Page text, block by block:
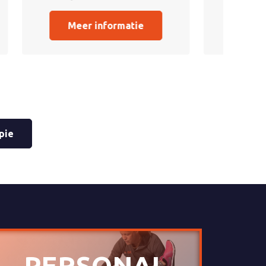
Meer informatie